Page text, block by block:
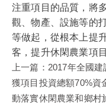
注重項目的品質，將
觀、物產、設施等的
等做起，從根本上提
客，提升休閑農業項
上一篇： 2017年全國
獲項目投資總額70%資
動落實休閑農業和鄉村